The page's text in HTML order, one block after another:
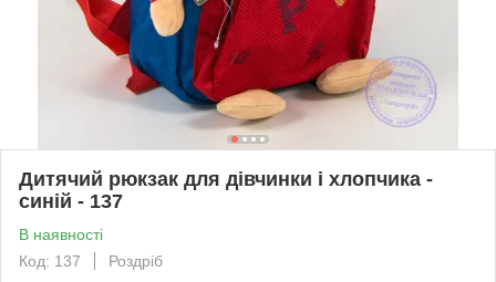
Дитячий рюкзак для дівчинки і хлопчика -
синій - 137
В наявності
Код: 137
Роздріб